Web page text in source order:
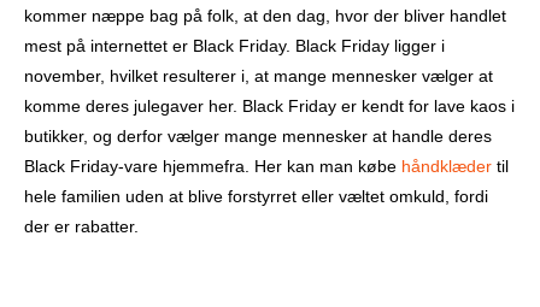
kommer næppe bag på folk, at den dag, hvor der bliver handlet
mest på internettet er Black Friday. Black Friday ligger i
november, hvilket resulterer i, at mange mennesker vælger at
komme deres julegaver her. Black Friday er kendt for lave kaos i
butikker, og derfor vælger mange mennesker at handle deres
Black Friday-vare hjemmefra. Her kan man købe håndklæder til
hele familien uden at blive forstyrret eller væltet omkuld, fordi
der er rabatter.